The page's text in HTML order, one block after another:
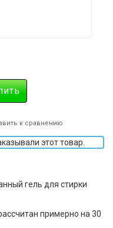
к сравнению
этот товар.
гель для стирки
примерно на 30